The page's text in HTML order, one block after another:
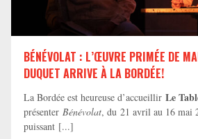
BÉNÉVOLAT : L’ŒUVRE PRIMÉE DE
DUQUET ARRIVE À LA BORDÉE!
La Bordée est heureuse d’accueillir Le
présenter Bénévolat, du 21 avril au 16 mai
puissant [...]